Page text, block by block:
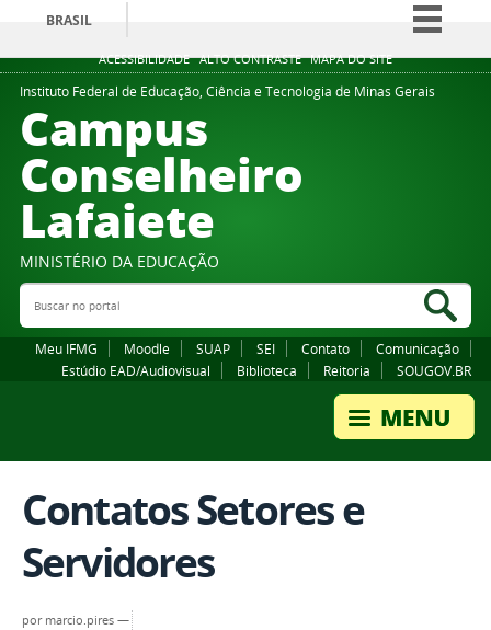
ACESSIBILIDADE ALTO CONTRASTE MAPA DO SITE
BRASIL
Simplifique!
Comunica BR
Instituto Federal de Educação, Ciência e Tecnologia de Minas Gerais
Campus
Conselheiro
Lafaiete
MINISTÉRIO DA EDUCAÇÃO
Buscar no portal
Meu IFMG Moodle SUAP SEI Contato
Comunicação
Estúdio EAD/Audiovisual
Biblioteca Reitoria SOUGOV.BR
Contatos Setores e
Servidores
por marcio.pires —